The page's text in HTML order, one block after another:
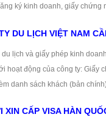
ký kinh doanh, giấy chứng
DU LỊCH VIỆT NAM
lịch và giấy phép kinh doanh
hoạt động của công ty: Giấy
danh sách khách (bản
XIN CẤP VISA HÀN